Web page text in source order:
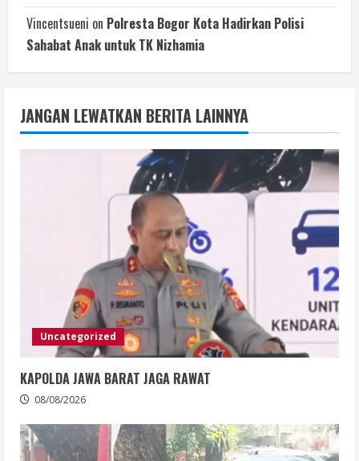
Vincentsueni on Polresta Bogor Kota Hadirkan Polisi
Sahabat Anak untuk TK Nizhamia
JANGAN LEWATKAN BERITA LAINNYA
Uncategorized
KAPOLDA JAWA BARAT JAGA RAWAT
08/08/2026